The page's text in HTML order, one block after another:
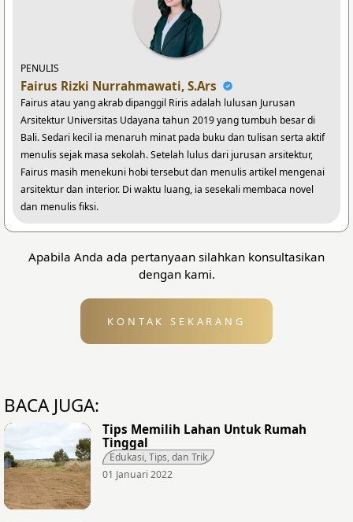
PENULIS
Fairus Rizki Nurrahmawati, S.Ars
Fairus atau yang akrab dipanggil Riris adalah lulusan Jurusan
Arsitektur Universitas Udayana tahun 2019 yang tumbuh besar di
Bali. Sedari kecil ia menaruh minat pada buku dan tulisan serta aktif
menulis sejak masa sekolah. Setelah lulus dari jurusan arsitektur,
Fairus masih menekuni hobi tersebut dan menulis artikel mengenai
arsitektur dan interior. Di waktu luang, ia sesekali membaca novel
dan menulis fiksi.
Apabila Anda ada pertanyaan silahkan konsultasikan
dengan kami.
KONTAK SEKARANG
BACA JUGA:
Tips Memilih Lahan Untuk Rumah
Tinggal
Edukasi, Tips, dan Trik
01 Januari 2022